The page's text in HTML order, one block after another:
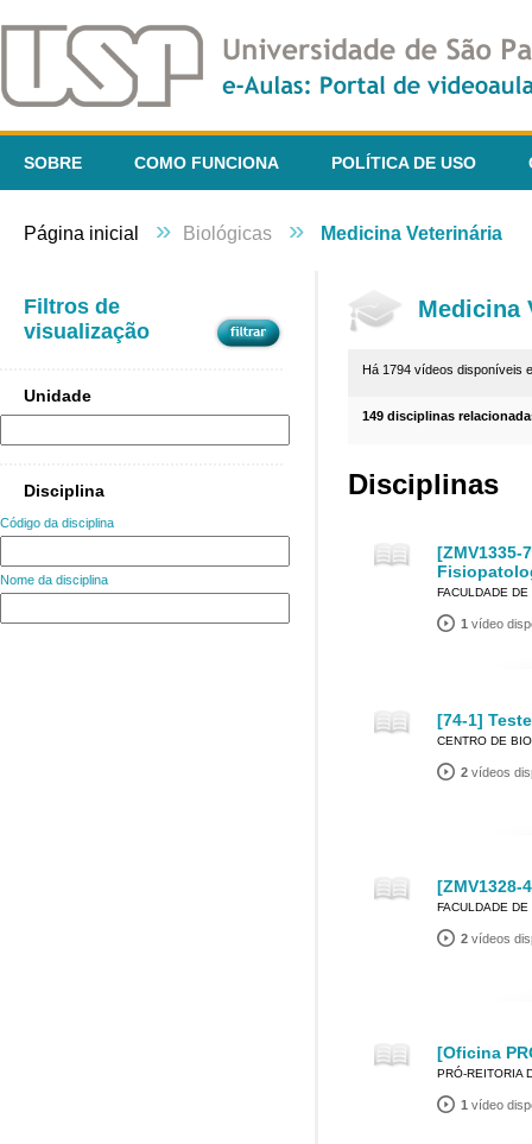
SOBRE COMO FUNCIONA POLÍTICA DE USO
Página inicial » Biológicas » Medicina Veterinária
Filtros de
visualização
Unidade
Disciplina
Código da disciplina
Nome da disciplina
Medicina
Há 1794 vídeos disponíveis
149 disciplinas
Disciplinas
[ZMV1335-
FACULDADE
1 vídeo
[74-1]
CENTRO DE
2 vídeos
[ZMV1328-
FACULDADE
2 vídeos
[Oficina
PRÓ-REITORIA
1 vídeo